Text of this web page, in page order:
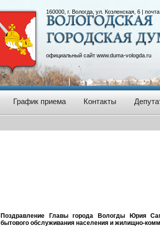
160000, г. Вологда, ул. Козленская, 6 | почта:
официальный сайт www.duma-vologda.ru
График приема Контакты
Поздравление Главы города Вологды Юрия
бытового обслуживания населения и жилищно-